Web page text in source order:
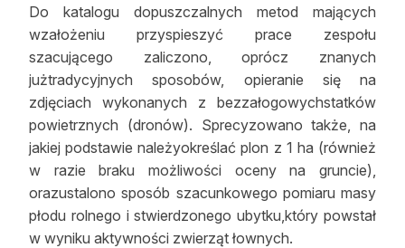
Do katalogu dopuszczalnych metod mających
wzałożeniu przyspieszyć prace zespołu
szacującego zaliczono, oprócz znanych
jużtradycyjnych sposobów, opieranie się na
zdjęciach wykonanych z bezzałogowychstatków
powietrznych (dronów). Sprecyzowano także, na
jakiej podstawie należyokreślać plon z 1 ha (również
w razie braku możliwości oceny na gruncie),
orazustalono sposób szacunkowego pomiaru masy
płodu rolnego i stwierdzonego ubytku,który powstał
w wyniku aktywności zwierząt łownych.